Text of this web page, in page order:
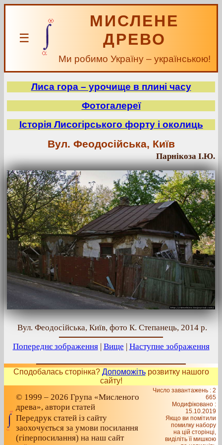
☰
МИСЛЕНЕ
ДРЕВО
Ми робимо Україну – українською!
Лиса гора – урочище в плині часу
Фотогалереї
Історія Лисогірського форту і околиць
Вул. Феодосійська, Київ
Парнікоза І.Ю.
Вул. Феодосійська, Київ, фото К. Степанець, 2014 р.
Попереднє зображення| Вище Наступне зображення
Сподобалась сторінка? Допоможітьрозвитку нашого
сайту!
© 1999 – 2026 Група «Мисленого
древа», автори статей
Передрук статей із сайту
заохочується за умови посилання
(гіперпосилання) на наш сайт
Число завантажень : 2
665
Модифіковано :
15.10.2019
Якщо ви помітили
помилку набору
на цiй сторiнцi,
видiлiть її мишкою